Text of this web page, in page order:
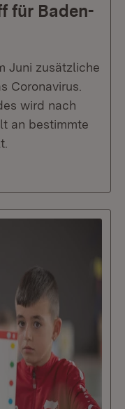
für Baden-
Juni zusätzliche
Coronavirus.
wird nach
an bestimmte